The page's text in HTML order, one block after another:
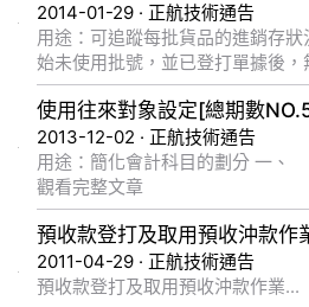
2014-01-29 · 正航技術通告
用途：可追蹤每批貨品的進銷存狀況。 注意： 1.當產
始未使用批號，並已登打單據後，
當產... 觀看完整文章
使用往來對象設定[總期數
2013-12-02 · 正航技術通告
用途：簡化會計科目的劃分 一、 設定步驟： 1. &nbs...
觀看完整文章
2011-04-29 · 正航技術通告
預收款登打及取用預收沖款作業...